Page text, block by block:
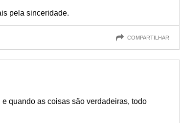
pela sinceridade.
COMPARTILHAR
quando as coisas são verdadeiras, todo